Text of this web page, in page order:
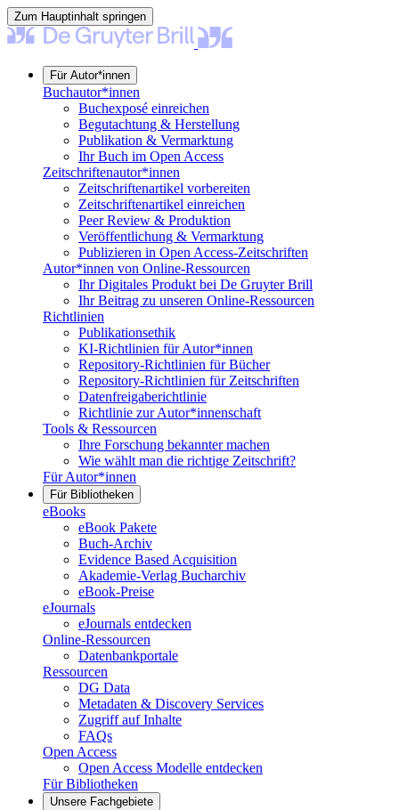
Zum Hauptinhalt springen
Für Autor*innen
Buchautor*innen
Buchexposé einreichen
Begutachtung & Herstellung
Publikation & Vermarktung
Ihr Buch im Open Access
Zeitschriftenautor*innen
Zeitschriftenartikel vorbereiten
Zeitschriftenartikel einreichen
Peer Review & Produktion
Veröffentlichung & Vermarktung
Publizieren in Open Access-Zeitschriften
Autor*innen von Online-Ressourcen
Ihr Digitales Produkt bei De Gruyter Brill
Ihr Beitrag zu unseren Online-Ressourcen
Richtlinien
Publikationsethik
KI-Richtlinien für Autor*innen
Repository-Richtlinien für Bücher
Repository-Richtlinien für Zeitschriften
Datenfreigaberichtlinie
Richtlinie zur Autor*innenschaft
Tools & Ressourcen
Ihre Forschung bekannter machen
Wie wählt man die richtige Zeitschrift?
Für Autor*innen
Für Bibliotheken
eBooks
eBook Pakete
Buch-Archiv
Evidence Based Acquisition
Akademie-Verlag Bucharchiv
eBook-Preise
eJournals
eJournals entdecken
Online-Ressourcen
Datenbankportale
Ressourcen
DG Data
Metadaten & Discovery Services
Zugriff auf Inhalte
FAQs
Open Access
Open Access Modelle entdecken
Für Bibliotheken
Unsere Fachgebiete